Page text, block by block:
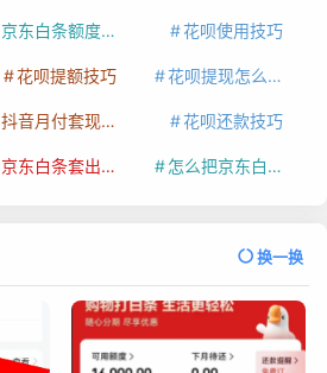
京东白条额度提升 花呗使用技巧
花呗提额技巧 花呗提现怎么操作
抖音月付套现秒回100起 花呗还款技巧
京东白条套出来手续费多少 怎么把京东白条的钱取出来
换一换